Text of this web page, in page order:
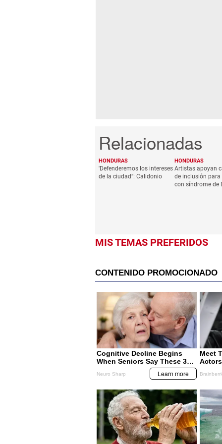
HONDURAS
'Defenderemos los intereses
de la ciudad”: Calidonio
HONDURAS
Artistas apoyan
de inclusión para
con síndrome de
MIS TEMAS PREFERIDOS